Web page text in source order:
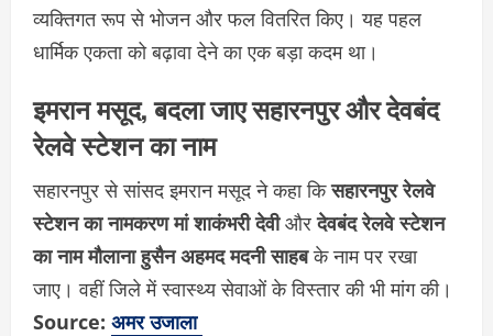
व्यक्तिगत रूप से भोजन और फल वितरित किए। यह पहल
धार्मिक एकता को बढ़ावा देने का एक बड़ा कदम था।
इमरान मसूद, बदला जाए सहारनपुर और देवबंद
रेलवे स्टेशन का नाम
सहारनपुर से सांसद इमरान मसूद ने कहा किसहारनपुर रेलवे
स्टेशन का नामकरण मां शाकंभरी देवीऔरदेवबंद रेलवे स्टेशन
का नाम मौलाना हुसैन अहमद मदनी साहबके नाम पर रखा
जाए। वहीं जिले में स्वास्थ्य सेवाओं के विस्तार की भी मांग की।
Source: अमर उजाला